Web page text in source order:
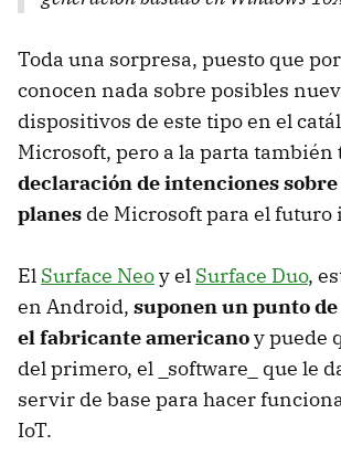
Toda una sorpresa, puesto que
conocen nada sobre posibles
dispositivos de este tipo en el
Microsoft, pero a la parta también
declaración de intenciones
planes de Microsoft para el futuro
El Surface Neoy el Surface Duo,
en Android, suponen un punto
el fabricante americanoy puede
del primero, el _software_ que le
servir de base para hacer
IoT.